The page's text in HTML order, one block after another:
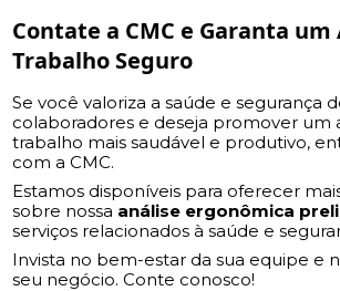
Contate a CMC e Garanta
Trabalho Seguro
Se você valoriza a saúde e segurança
colaboradores e deseja promover um
trabalho mais saudável e produtivo,
com a CMC.
Estamos disponíveis para oferecer
sobre nossa análise ergonômica
serviços relacionados à saúde e
Invista no bem-estar da sua equipe e
seu negócio. Conte conosco!